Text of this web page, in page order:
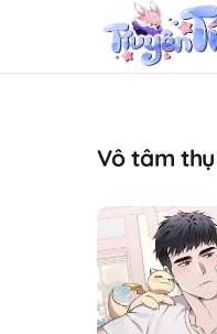
Vô tâm thụ